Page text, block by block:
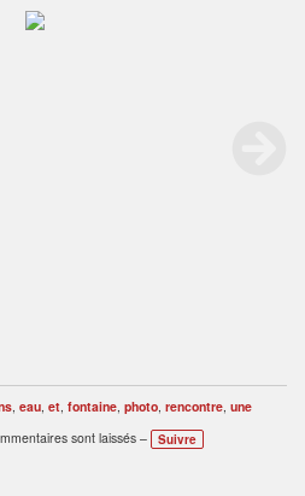
, eau, et, fontaine, photo, rencontre, une
sont laissés –
Suivre